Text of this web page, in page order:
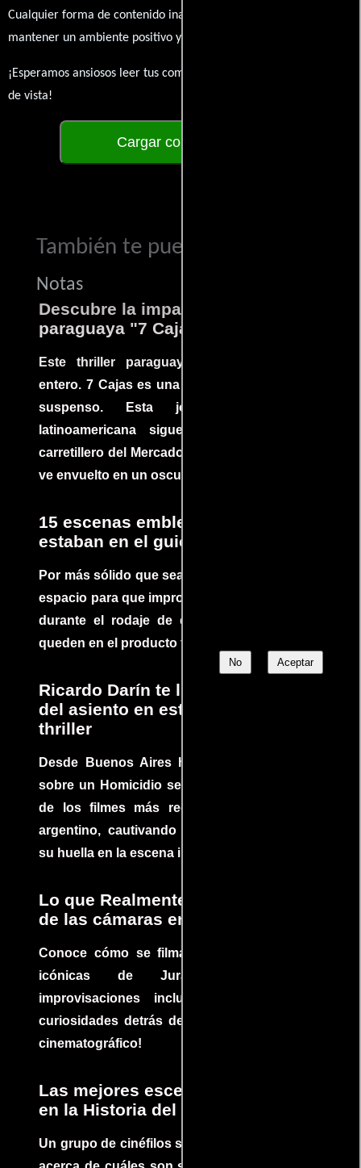
No Aceptar
Cualquier forma de contenido inapropiado será eliminado para
mantener un ambiente positivo y enriquecedor para todos.
¡Esperamos ansiosos leer tus comentarios y conocer tus puntos
de vista!
Cargar comentarios
También te puede interesar...
Notas
Descubre la impactante película
paraguaya "7 Cajas"
Este thriller paraguayo cautivó al mundo
entero. 7 Cajas es una explosión de acción y
suspenso. Esta joya cinematográfica
latinoamericana sigue la historia de un
carretillero del Mercado 4 de Asunción que se
ve envuelto en un oscuro mundo de crimen
15 escenas emblemáticas que no
estaban en el guion
Por más sólido que sea un guión siempre hay
espacio para que improvisaciones que se dan
durante el rodaje de determinadas escenas
queden en el producto final.
Ricardo Darín te llevará al borde
del asiento en este increíble
thriller
Desde Buenos Aires hasta el mundo, Tesis
sobre un Homicidio se ha convertido en uno
de los filmes más recomendados del cine
argentino, cautivando audiencias y dejando
su huella en la escena internacional.
Lo que Realmente Sucedió detrás
de las cámaras en Jurassic Park
Conoce cómo se filmaron algunas escenas
icónicas de Jurassic Park, con
improvisaciones incluidas. ¡Descubre las
curiosidades detrás del rodaje de un clásico
cinematográfico!
Las mejores escenas de acción
en la Historia del cine
Un grupo de cinéfilos se juntaron para debatir